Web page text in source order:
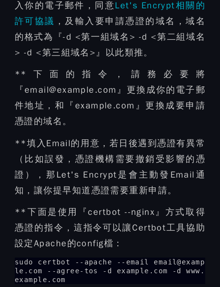
入你的電子郵件，同意Let's Encrypt相關的
許可協議 ，及輸入要申請憑證的域名，域名
的格式為『-d <第一組域名> -d <第二組域名
> -d <第三組域名>』以此類推。
**下面的指令，請務必要將
『email@example.com』更換成你的電子郵
件地址，和『example.com』更換成要申請
憑證的域名。
**填入Email的用意，若日後遇到憑證有異常
（比如誤發，憑證機構需要撤銷受影響的憑
證），那Let's Encrypt是會主動發Email通
知，讓你提早知道憑證需要重新申請。
**下面是使用『certbot --nginx』方式取得
憑證的指令，這指令可以讓Certbot工具協助
設定Apache的config檔：
sudo certbot --apache --email email@examp
le.com --agree-tos -d example.com -d www.
example.com